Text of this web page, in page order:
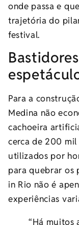
onde passa e
trajetória do
festival.
Para a
Medina não
cachoeira
cerca de 200
utilizados por
para quebrar os
in Rio não é
experiências
“Há muitos